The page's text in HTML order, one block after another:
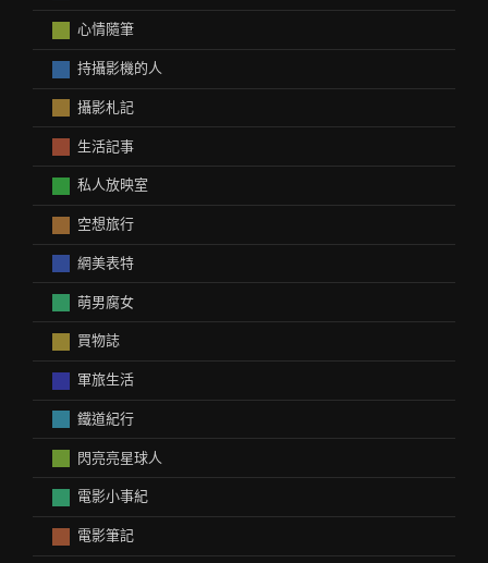
心情隨筆
持攝影機的人
攝影札記
生活記事
私人放映室
空想旅行
網美表特
萌男腐女
買物誌
軍旅生活
鐵道紀行
閃亮亮星球人
電影小事紀
電影筆記